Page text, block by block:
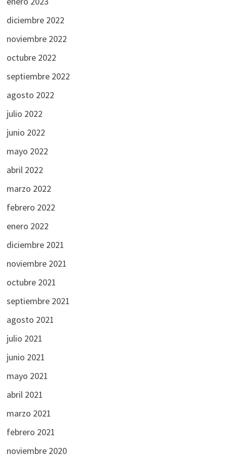
diciembre 2022
noviembre 2022
octubre 2022
septiembre 2022
agosto 2022
julio 2022
junio 2022
mayo 2022
abril 2022
marzo 2022
febrero 2022
enero 2022
diciembre 2021
noviembre 2021
octubre 2021
septiembre 2021
agosto 2021
julio 2021
junio 2021
mayo 2021
abril 2021
marzo 2021
febrero 2021
noviembre 2020